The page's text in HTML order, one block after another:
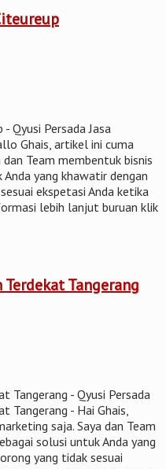
Qyusi Persada Jasa
Ghais, artikel ini cuma
Team membentuk bisnis
yang khawatir dengan
ekspetasi Anda ketika
lebih lanjut buruan klik
Tangerang
Tangerang - Qyusi Persada
Tangerang - Hai Ghais,
saja. Saya dan Team
solusi untuk Anda yang
yang tidak sesuai